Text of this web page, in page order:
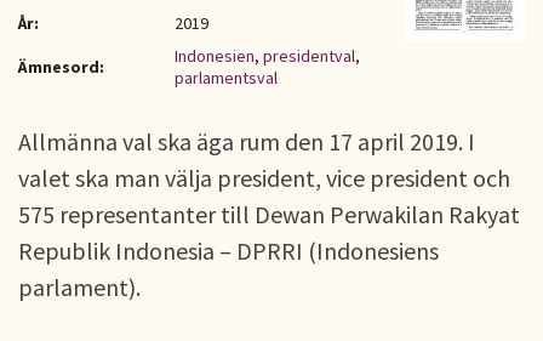
År:
2019
Ämnesord:
Indonesien, presidentval,
parlamentsval
Allmänna val ska äga rum den 17 april 2019. I
valet ska man välja president, vice president och
575 representanter till Dewan Perwakilan Rakyat
Republik Indonesia – DPRRI (Indonesiens
parlament).